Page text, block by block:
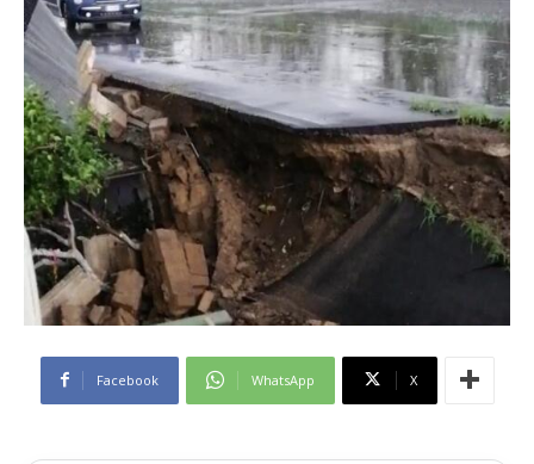
Facebook WhatsApp X